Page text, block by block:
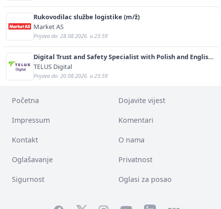
Rukovodilac službe logistike (m/ž)
Market AS
Prijava do: 28.08.2026. u 23:59
Digital Trust and Safety Specialist with Polish and English
(m/f)
TELUS Digital
Prijava do: 20.08.2026. u 23:59
Početna Dojavite vijest
Impressum Komentari
Kontakt O nama
Oglašavanje Privatnost
Sigurnost Oglasi za posao